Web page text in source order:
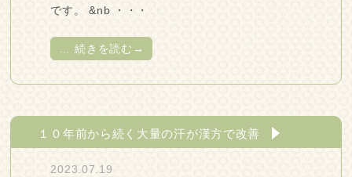
です。 &nb ・・・
… 続きを読む→
１０年前から続く大量の汗が漢方で改善
2023.07.19